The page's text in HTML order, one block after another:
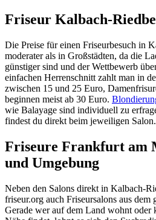
Friseur Kalbach-
Die Preise für einen Friseurbesuch in
moderater als in Großstädten, da die
günstiger sind und der Wettbewerb
einfachen Herrenschnitt zahlt man in
zwischen 15 und 25 Euro,
beginnen meist ab 30 Euro.
wie Balayage sind individuell zu
findest du direkt beim jeweiligen Salon.
Friseure Frankfurt am
und Umgebung
Neben den Salons direkt in Kalbach-
friseur.org auch Friseursalons aus
Gerade wer auf dem Land wohnt oder